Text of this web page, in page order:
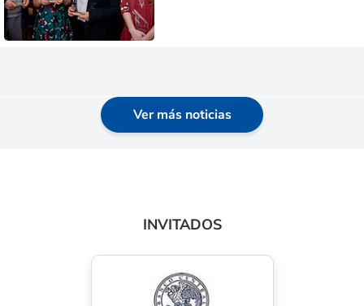
Ver más noticias
INVITADOS